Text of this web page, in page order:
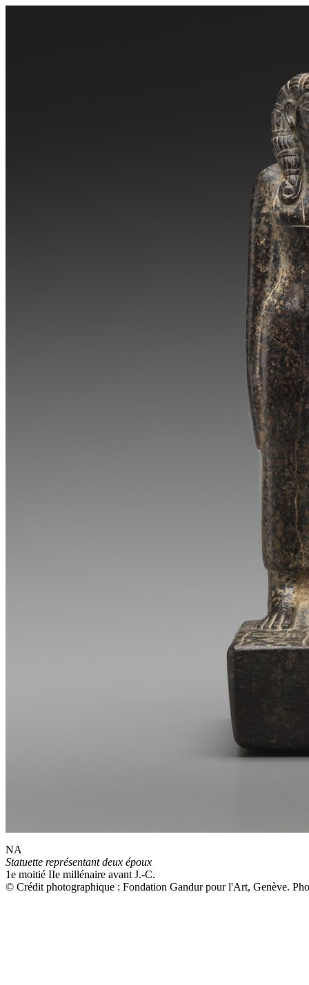
NA
Statuette représentant deux époux
1e moitié IIe millénaire avant J.-C.
© Crédit photographique : Fondation Gandur pour l'Art, Genève.